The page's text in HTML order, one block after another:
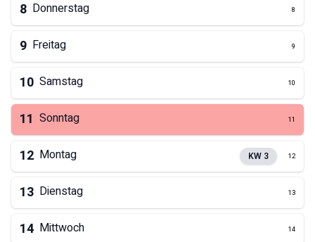
8 Donnerstag 8
9 Freitag 9
10 Samstag 10
11 Sonntag 11
12 Montag KW 3 12
13 Dienstag 13
14 Mittwoch 14